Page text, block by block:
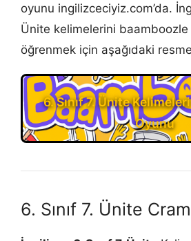
oyunu ingilizceciyiz.com’da.
Ünite kelimelerini
öğrenmek için aşağıdaki
6. Sınıf 7. Ünite
Oyunu
6. Sınıf 7. Ünite